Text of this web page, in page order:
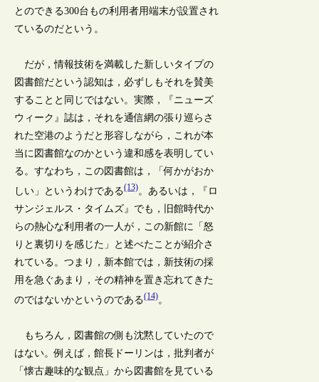
とのできる300台もの利用者用端末が設置され
ているのだという。
だが，情報技術を満載した新しいタイプの
図書館だという認知は，必ずしもそれを賛美
することと同じではない。実際，『ニューズ
ウィーク』誌は，それを通信網の張り巡らさ
れた空港のようだと形容しながら，これが本
当に図書館なのかという違和感を表明してい
る。すなわち，この図書館は，「何かがおか
しい」というわけである(13)。あるいは，『ロ
サンジェルス・タイムズ』でも，旧館時代か
らの熱心な利用者の一人が，この新館に「怒
りと裏切りを感じた」と述べたことが紹介さ
れている。つまり，新本館では，新技術の採
用を急ぐあまり，その精神を置き忘れてきた
のではないかというのである(14)。
もちろん，図書館の側も沈黙していたので
はない。例えば，館長ドーリンは，批判者が
「懐古趣味的な観点」から図書館を見ている